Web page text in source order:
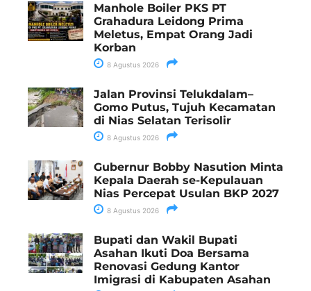
Manhole Boiler PKS PT
Grahadura Leidong Prima
Meletus, Empat Orang Jadi
Korban
8 Agustus 2026
Jalan Provinsi Telukdalam–
Gomo Putus, Tujuh Kecamatan
di Nias Selatan Terisolir
8 Agustus 2026
Gubernur Bobby Nasution Minta
Kepala Daerah se-Kepulauan
Nias Percepat Usulan BKP 2027
8 Agustus 2026
Bupati dan Wakil Bupati
Asahan Ikuti Doa Bersama
Renovasi Gedung Kantor
Imigrasi di Kabupaten Asahan